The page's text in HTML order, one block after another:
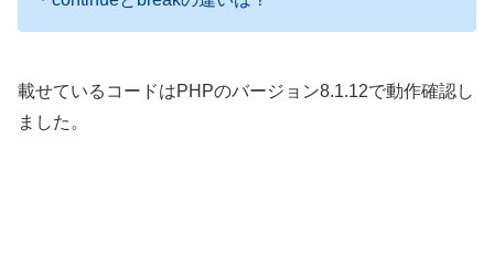
載せているコードはPHPのバージョン8.1.12で動作確認し
ました。